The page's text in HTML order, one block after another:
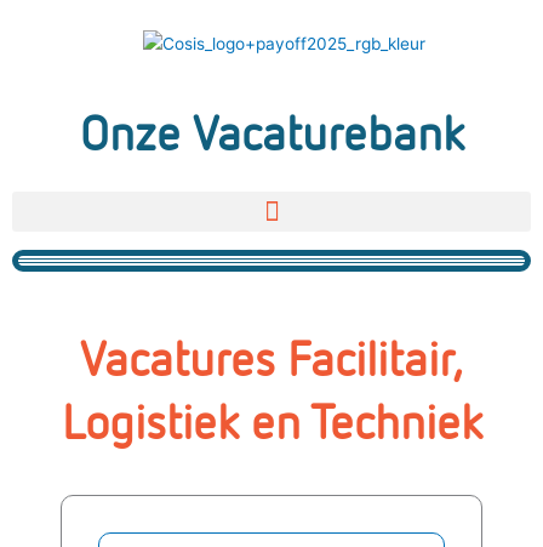
Onze Vacaturebank
Vacatures Facilitair,
Logistiek en Techniek